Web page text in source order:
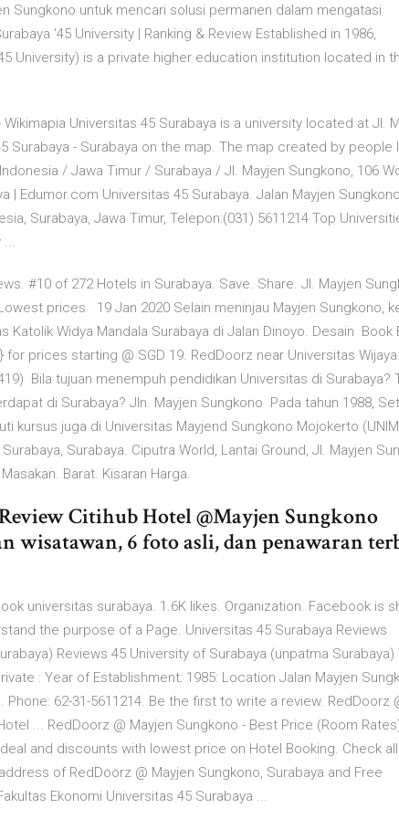
Sungkono untuk mencari solusi permanen dalam mengatasi
'45 University | Ranking & Review Established in 1986,
University) is a private higher education institution located in
Universitas 45 Surabaya is a university located at Jl.
Surabaya - Surabaya on the map. The map created by people
/ Jawa Timur / Surabaya / Jl. Mayjen Sungkono, 106
| Edumor.com Universitas 45 Surabaya. Jalan Mayjen
Surabaya, Jawa Timur, Telepon:(031) 5611214 Top
...
#10 of 272 Hotels in Surabaya. Save. Share. Jl. Mayjen
prices 19 Jan 2020 Selain meninjau Mayjen Sungkono,
Katolik Widya Mandala Surabaya di Jalan Dinoyo. Desain Book
prices starting @ SGD 19. RedDoorz near Universitas Wijaya
Bila tujuan menempuh pendidikan Universitas di Surabaya?
di Surabaya? Jln. Mayjen Sungkono Pada tahun 1988,
kursus juga di Universitas Mayjend Sungkono Mojokerto
Surabaya. Ciputra World, Lantai Ground, Jl. Mayjen
Barat. Kisaran Harga.
Citihub Hotel @Mayjen Sungkono
wisatawan, 6 foto asli, dan penawaran
universitas surabaya. 1.6K likes. Organization. Facebook is
the purpose of a Page. Universitas 45 Surabaya Reviews
Reviews 45 University of Surabaya (unpatma Surabaya)
: Year of Establishment: 1985: Location Jalan Mayjen
Phone: 62-31-5611214. Be the first to write a review. RedDoorz
... RedDoorz @ Mayjen Sungkono - Best Price (Room
deal and discounts with lowest price on Hotel Booking. Check all
of RedDoorz @ Mayjen Sungkono, Surabaya and Free
Ekonomi Universitas 45 Surabaya ...